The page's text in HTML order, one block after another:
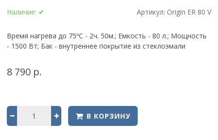
Наличие: ✔ Артикул: Origin ER 80 V
Время нагрева до 75ºС - 2ч. 50м.; Емкость - 80 л.; Мощность
- 1500 Вт; Бак - внутреннее покрытие из стеклоэмали
8 790 р.
В КОРЗИНУ